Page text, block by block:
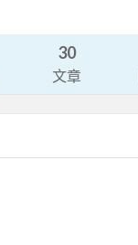
30
文章